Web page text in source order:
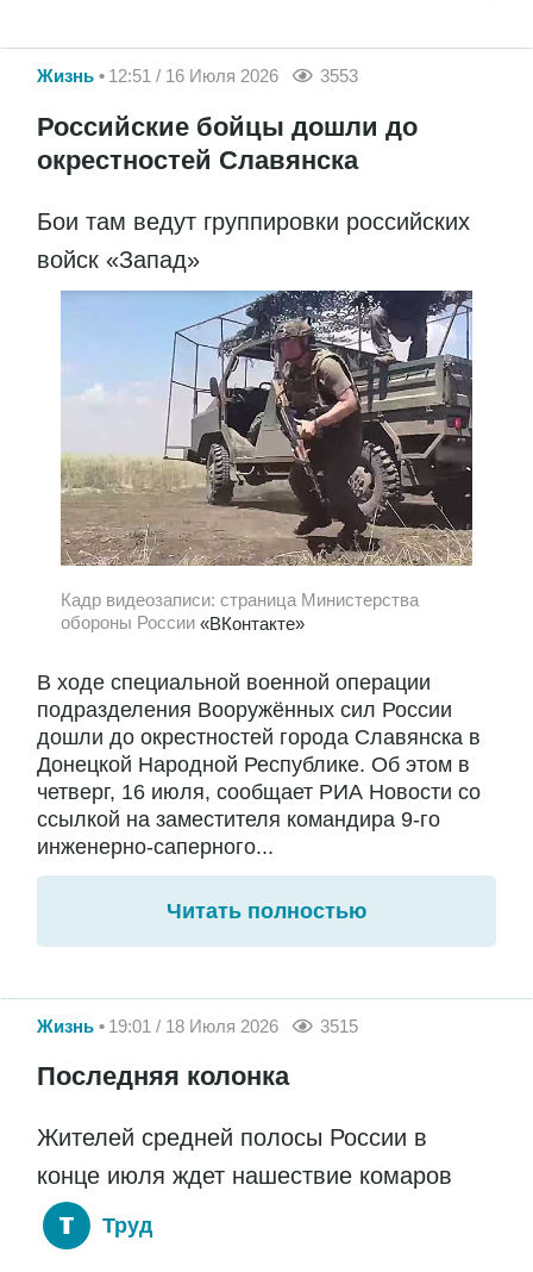
Жизнь 12:51 / 16 Июля 2026 3553
Российские бойцы дошли до
окрестностей Славянска
Бои там ведут группировки российских
войск «Запад»
Кадр видеозаписи: страница Министерства
обороны России «ВКонтакте»
В ходе специальной военной операции
подразделения Вооружённых сил России
дошли до окрестностей города Славянска в
Донецкой Народной Республике. Об этом в
четверг, 16 июля, сообщает РИА Новости со
ссылкой на заместителя командира 9-го
инженерно-саперного...
Читать полностью
Жизнь 19:01 / 18 Июля 2026 3515
Последняя колонка
Жителей средней полосы России в
конце июля ждет нашествие комаров
Труд